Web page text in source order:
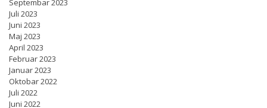
Septembar 2023
Juli 2023
Juni 2023
Maj 2023
April 2023
Februar 2023
Januar 2023
Oktobar 2022
Juli 2022
Juni 2022